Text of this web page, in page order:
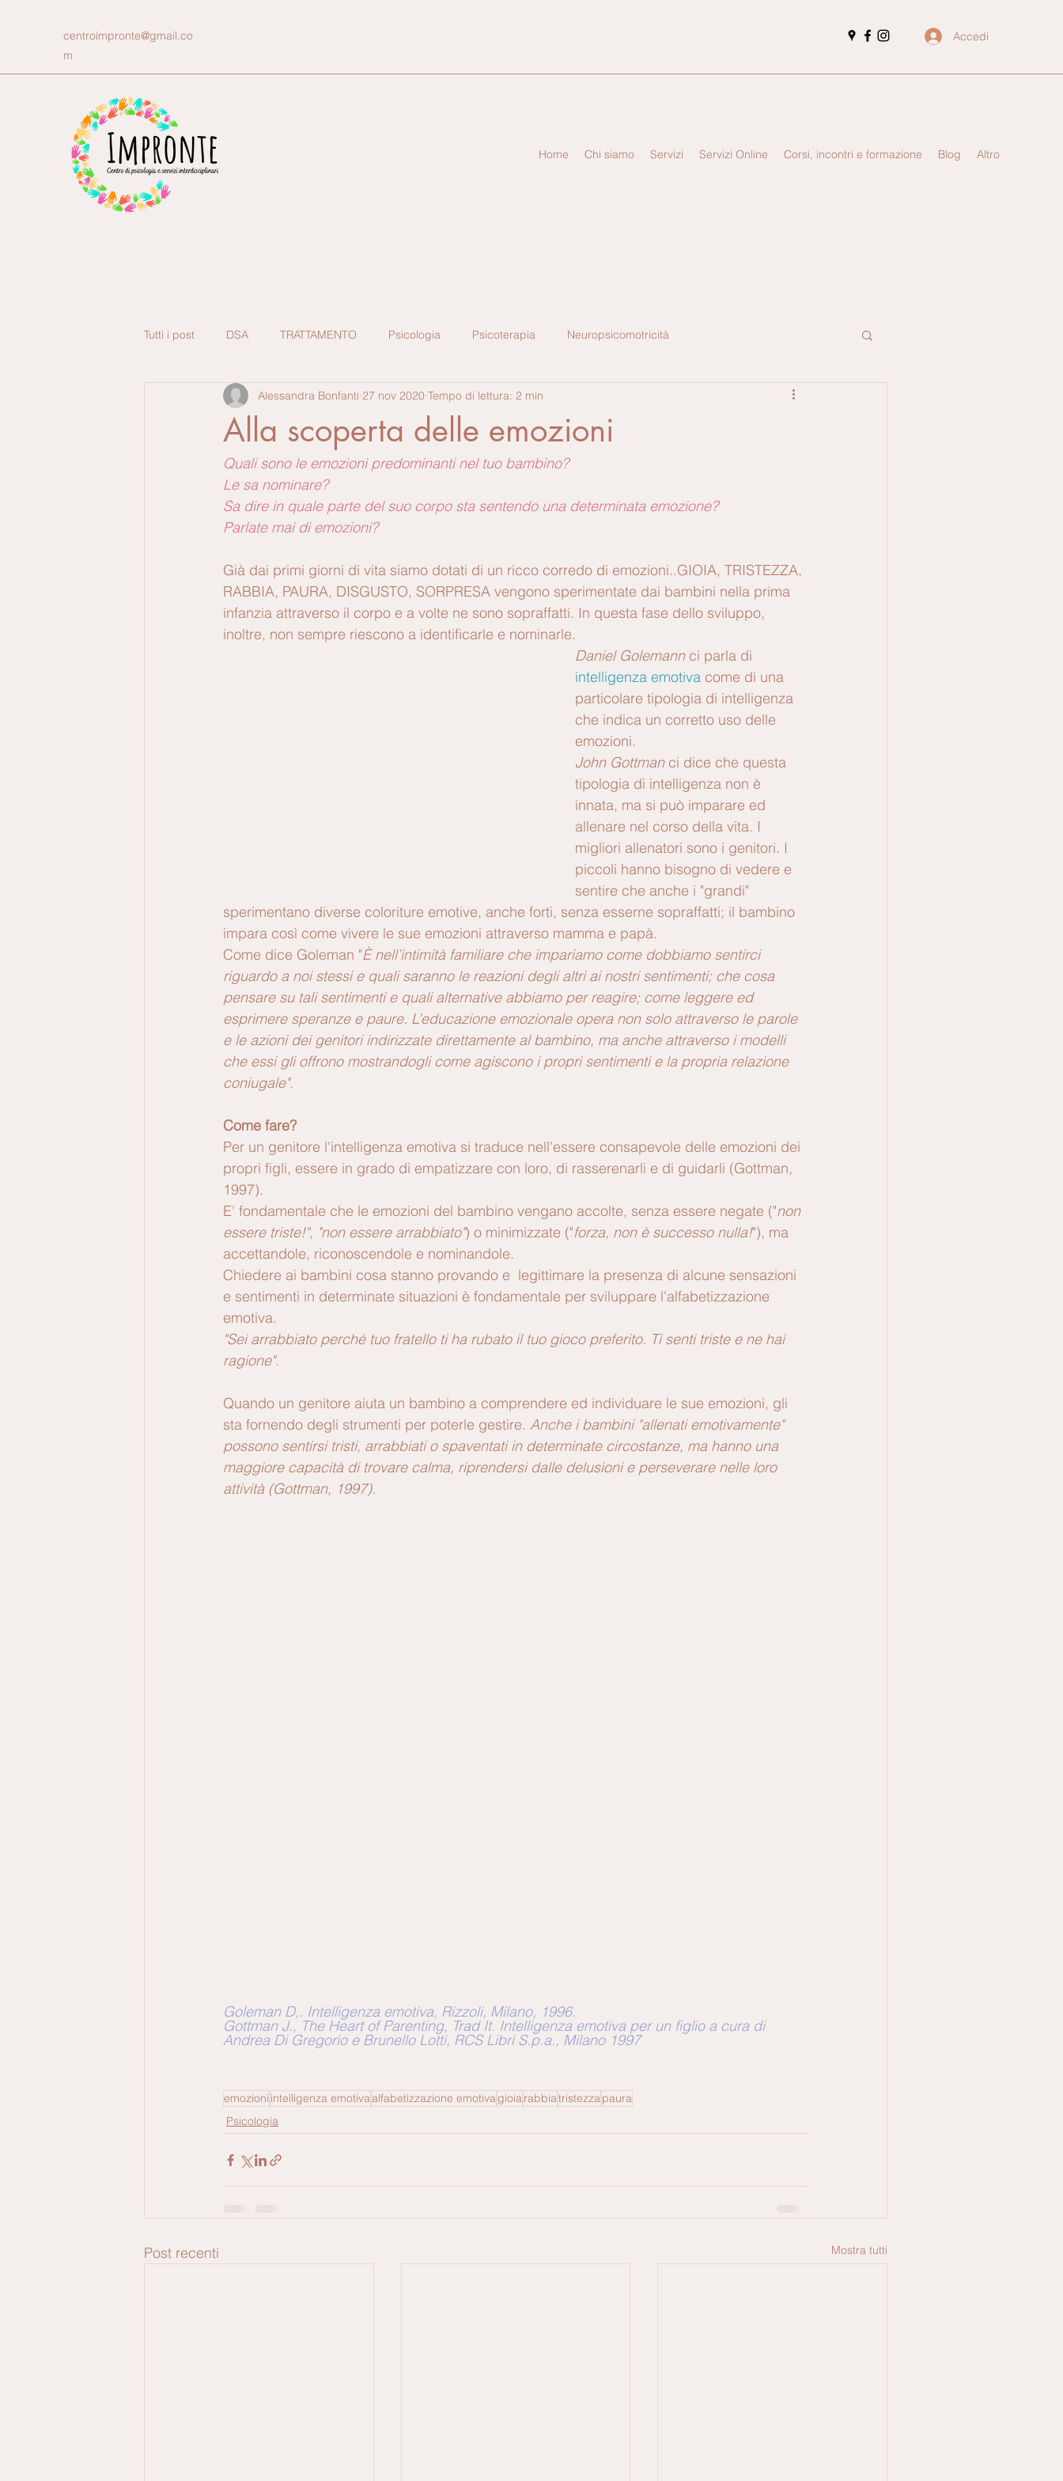
centroimpronte@gmail.co
m
Accedi
Home Chi siamo Servizi Servizi Online Corsi, incontri e formazione Blog Altro
Tutti i post DSA TRATTAMENTO Psicologia Psicoterapia Neuropsicomotricità
Alla scoperta delle emozioni
Alessandra Bonfanti 27 nov 2020 Tempo di lettura: 2 min
Quali sono le emozioni predominanti nel tuo bambino?
Le sa nominare?
Sa dire in quale parte del suo corpo sta sentendo una determinata emozione?
Parlate mai di emozioni?
Già dai primi giorni di vita siamo dotati di un ricco corredo di emozioni..GIOIA, TRISTEZZA,
RABBIA, PAURA, DISGUSTO, SORPRESA vengono sperimentate dai bambini nella prima
infanzia attraverso il corpo e a volte ne sono sopraffatti. In questa fase dello sviluppo,
inoltre, non sempre riescono a identificarle e nominarle.
Daniel Golemann ci parla di
intelligenza emotiva come di una
particolare tipologia di intelligenza
che indica un corretto uso delle
emozioni.
John Gottman ci dice che questa
tipologia di intelligenza non è
innata, ma si può imparare ed
allenare nel corso della vita. I
migliori allenatori sono i genitori. I
piccoli hanno bisogno di vedere e
sentire che anche i "grandi"
sperimentano diverse coloriture emotive, anche forti, senza esserne sopraffatti; il bambino
impara così come vivere le sue emozioni attraverso mamma e papà.
Come dice Goleman "È nell’intimità familiare che impariamo come dobbiamo sentirci
riguardo a noi stessi e quali saranno le reazioni degli altri ai nostri sentimenti; che cosa
pensare su tali sentimenti e quali alternative abbiamo per reagire; come leggere ed
esprimere speranze e paure. L’educazione emozionale opera non solo attraverso le parole
e le azioni dei genitori indirizzate direttamente al bambino, ma anche attraverso i modelli
che essi gli offrono mostrandogli come agiscono i propri sentimenti e la propria relazione
coniugale".
Come fare?
Per un genitore l'intelligenza emotiva si traduce nell'essere consapevole delle emozioni dei
propri figli, essere in grado di empatizzare con loro, di rasserenarli e di guidarli (Gottman,
1997).
E' fondamentale che le emozioni del bambino vengano accolte, senza essere negate ("non
essere triste!", "non essere arrabbiato") o minimizzate ("forza, non è successo nulla!"), ma
accettandole, riconoscendole e nominandole.
Chiedere ai bambini cosa stanno provando e  legittimare la presenza di alcune sensazioni
e sentimenti in determinate situazioni è fondamentale per sviluppare l'alfabetizzazione
emotiva.
"Sei arrabbiato perché tuo fratello ti ha rubato il tuo gioco preferito. Ti senti triste e ne hai
ragione".
Quando un genitore aiuta un bambino a comprendere ed individuare le sue emozioni, gli
sta fornendo degli strumenti per poterle gestire. Anche i bambini "allenati emotivamente"
possono sentirsi tristi, arrabbiati o spaventati in determinate circostanze, ma hanno una
maggiore capacità di trovare calma, riprendersi dalle delusioni e perseverare nelle loro
attività (Gottman, 1997).
Goleman D,. Intelligenza emotiva, Rizzoli, Milano, 1996.
Gottman J., The Heart of Parenting, Trad It. Intelligenza emotiva per un figlio a cura di
Andrea Di Gregorio e Brunello Lotti, RCS Libri S.p.a., Milano 1997
emozioni intelligenza emotivaalfabetizzazione emotivagioiarabbiatristezzapaura
Psicologia
Post recenti Mostra tutti